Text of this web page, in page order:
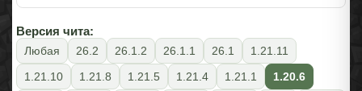
Версия чита:
Любая 26.2 26.1.2 26.1.1 26.1
1.21.11
1.21.10
1.21.8 1.21.5 1.21.4 1.21.1
1.20.6